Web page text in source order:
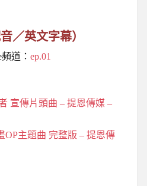
／英文字幕）
道： ep.01
宣傳片頭曲 – 提恩傳媒 –
OP主題曲 完整版 – 提恩傳